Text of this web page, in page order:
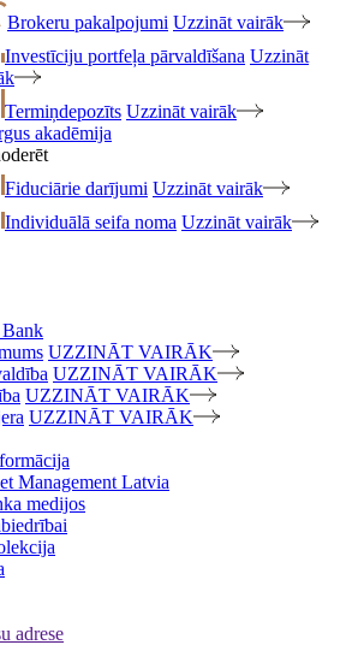
Brokeru pakalpojumi Uzzināt vairāk
Investīciju portfeļa pārvaldīšana Uzzināt
Termiņdepozīts Uzzināt vairāk
akadēmija
Fiduciārie darījumi Uzzināt vairāk
Individuālā seifa noma Uzzināt vairāk
Bank
UZZINĀT VAIRĀK
UZZINĀT VAIRĀK
UZZINĀT VAIRĀK
UZZINĀT VAIRĀK
Management Latvia
medijos
adrese